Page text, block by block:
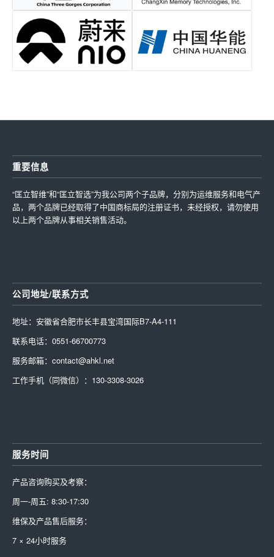
重要信息
“匡立智维”和“匡立智选”为我公司两个子品牌，分别为运维服务和电气产
品，两个品牌已经取得了中国商标局的注册证书，未经授权，请勿使用
以上两个品牌从事相关销售活动。
公司地址/联系方式
地址：安徽省合肥市长丰县宝湾国际B7-A4-111
联系电话：0551-66700773
服务邮箱：contact@ahkl.net
工作手机（同微信）：130-3308-3026
服务时间
产品咨询购买及考察：
周一-周五: 8:30-17:30
维保及产品售后服务：
7 × 24小时服务